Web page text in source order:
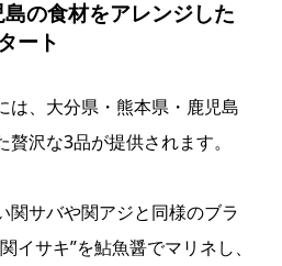
の食材をアレンジした
ート
は、大分県・熊本県・鹿児島
沢な3品が提供されます。
関サバや関アジと同様のブラ
イサキ”を鮎魚醤でマリネし、